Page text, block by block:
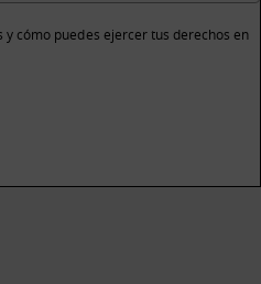
cómo puedes ejercer tus derechos en